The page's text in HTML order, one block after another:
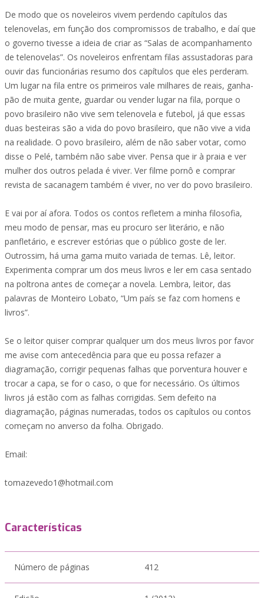
De modo que os noveleiros vivem perdendo capítulos das
telenovelas, em função dos compromissos de trabalho, e daí que
o governo tivesse a ideia de criar as “Salas de acompanhamento
de telenovelas”. Os noveleiros enfrentam filas assustadoras para
ouvir das funcionárias resumo dos capítulos que eles perderam.
Um lugar na fila entre os primeiros vale milhares de reais, ganha-
pão de muita gente, guardar ou vender lugar na fila, porque o
povo brasileiro não vive sem telenovela e futebol, já que essas
duas besteiras são a vida do povo brasileiro, que não vive a vida
na realidade. O povo brasileiro, além de não saber votar, como
disse o Pelé, também não sabe viver. Pensa que ir à praia e ver
mulher dos outros pelada é viver. Ver filme pornô e comprar
revista de sacanagem também é viver, no ver do povo brasileiro.
E vai por aí afora. Todos os contos refletem a minha filosofia,
meu modo de pensar, mas eu procuro ser literário, e não
panfletário, e escrever estórias que o público goste de ler.
Outrossim, há uma gama muito variada de temas. Lê, leitor.
Experimenta comprar um dos meus livros e ler em casa sentado
na poltrona antes de começar a novela. Lembra, leitor, das
palavras de Monteiro Lobato, “Um país se faz com homens e
livros”.
Se o leitor quiser comprar qualquer um dos meus livros por favor
me avise com antecedência para que eu possa refazer a
diagramação, corrigir pequenas falhas que porventura houver e
trocar a capa, se for o caso, o que for necessário. Os últimos
livros já estão com as falhas corrigidas. Sem defeito na
diagramação, páginas numeradas, todos os capítulos ou contos
começam no anverso da folha. Obrigado.
Email:
tomazevedo1@hotmail.com
Características
Número de páginas 412